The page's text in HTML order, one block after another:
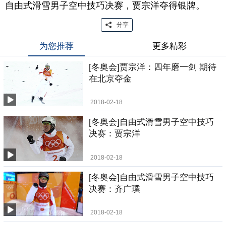
自由式滑雪男子空中技巧决赛，贾宗洋夺得银牌。
分享
为您推荐 更多精彩
[冬奥会]贾宗洋：四年磨一剑 期待
在北京夺金
2018-02-18
[冬奥会]自由式滑雪男子空中技巧
决赛：贾宗洋
2018-02-18
[冬奥会]自由式滑雪男子空中技巧
决赛：齐广璞
2018-02-18